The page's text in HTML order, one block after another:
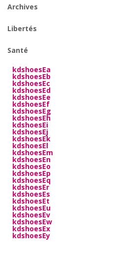
Archives
Libertés
Santé
kdshoesEa
kdshoesEb
kdshoesEc
kdshoesEd
kdshoesEe
kdshoesEf
kdshoesEg
kdshoesEh
kdshoesEi
kdshoesEj
kdshoesEk
kdshoesEl
kdshoesEm
kdshoesEn
kdshoesEo
kdshoesEp
kdshoesEq
kdshoesEr
kdshoesEs
kdshoesEt
kdshoesEu
kdshoesEv
kdshoesEw
kdshoesEx
kdshoesEy